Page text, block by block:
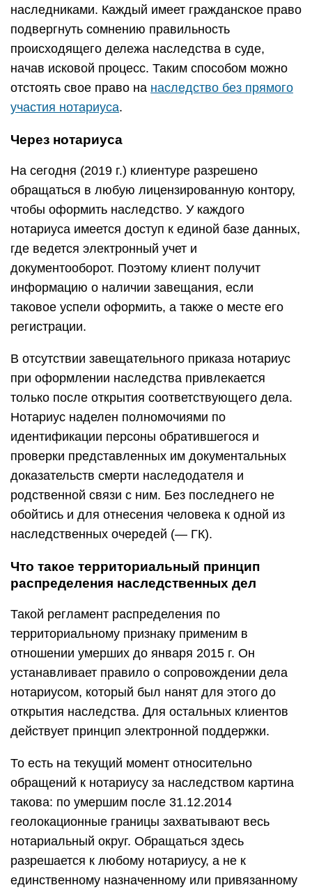
наследниками. Каждый имеет гражданское право
подвергнуть сомнению правильность
происходящего дележа наследства в суде,
начав исковой процесс. Таким способом можно
отстоять свое право на наследство без прямого
участия нотариуса.
Через нотариуса
На сегодня (2019 г.) клиентуре разрешено
обращаться в любую лицензированную контору,
чтобы оформить наследство. У каждого
нотариуса имеется доступ к единой базе данных,
где ведется электронный учет и
документооборот. Поэтому клиент получит
информацию о наличии завещания, если
таковое успели оформить, а также о месте его
регистрации.
В отсутствии завещательного приказа нотариус
при оформлении наследства привлекается
только после открытия соответствующего дела.
Нотариус наделен полномочиями по
идентификации персоны обратившегося и
проверки представленных им документальных
доказательств смерти наследодателя и
родственной связи с ним. Без последнего не
обойтись и для отнесения человека к одной из
наследственных очередей (— ГК).
Что такое территориальный принцип
распределения наследственных дел
Такой регламент распределения по
территориальному признаку применим в
отношении умерших до января 2015 г. Он
устанавливает правило о сопровождении дела
нотариусом, который был нанят для этого до
открытия наследства. Для остальных клиентов
действует принцип электронной поддержки.
То есть на текущий момент относительно
обращений к нотариусу за наследством картина
такова: по умершим после 31.12.2014
геолокационные границы захватывают весь
нотариальный округ. Обращаться здесь
разрешается к любому нотариусу, а не к
единственному назначенному или привязанному